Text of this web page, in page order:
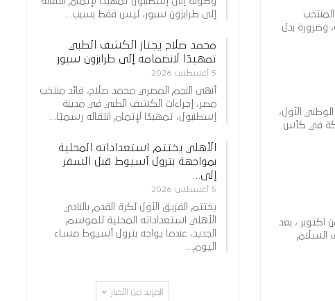
وضرورة بذل
الأول،
في كأس
اكتوبر ، بعد
السلام
إلى طرابزون سبور، ليس فقط بسبب…
محمد صلاح يجتاز الكشف الطبي
تمهيدًا لانضمامه إلى طرابزون سبور
5 أغسطس 2026
أنهى النجم المصري محمد صلاح، قائد منتخب
مصر، إجراءات الكشف الطبي في مدينة
إسطنبول، تمهيدًا لإتمام انتقاله رسميًا…
الأهلي يختتم استعداداته المحلية
بمواجهة بترول أسيوط قبل السفر
إلى…
5 أغسطس 2026
يختتم الفريق الأول لكرة القدم بالنادي
الأهلي استعداداته المحلية للموسم
الجديد، عندما يواجه بترول أسيوط مساء
اليوم…
المزيد من الأخبار